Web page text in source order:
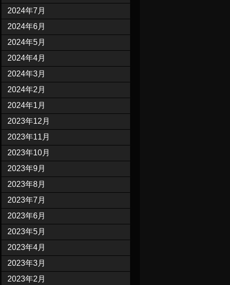
2024年7月
2024年6月
2024年5月
2024年4月
2024年3月
2024年2月
2024年1月
2023年12月
2023年11月
2023年10月
2023年9月
2023年8月
2023年7月
2023年6月
2023年5月
2023年4月
2023年3月
2023年2月